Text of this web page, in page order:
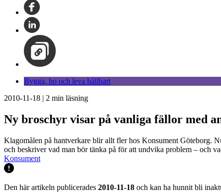
Bygga, bo och leva hållbart
2010-11-18 | 2 min läsning
Ny broschyr visar på vanliga fällor med
Klagomålen på hantverkare blir allt fler hos Konsument Göteborg.
och beskriver vad man bör tänka på för att undvika problem – och
Konsument
Den här artikeln publicerades 2010-11-18 och kan ha hunnit bli